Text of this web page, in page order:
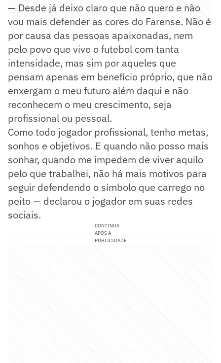
— Desde já deixo claro que não quero e não
vou mais defender as cores do Farense. Não é
por causa das pessoas apaixonadas, nem
pelo povo que vive o futebol com tanta
intensidade, mas sim por aqueles que
pensam apenas em benefício próprio, que não
enxergam o meu futuro além daqui e não
reconhecem o meu crescimento, seja
profissional ou pessoal.
Como todo jogador profissional, tenho metas,
sonhos e objetivos. E quando não posso mais
sonhar, quando me impedem de viver aquilo
pelo que trabalhei, não há mais motivos para
seguir defendendo o símbolo que carrego no
peito — declarou o jogador em suas redes
sociais.
CONTINUA
APÓS A
PUBLICIDADE